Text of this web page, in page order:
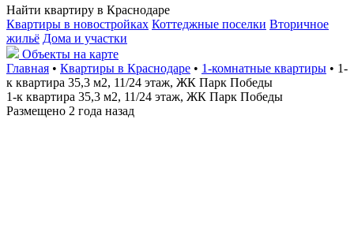
Найти квартиру в Краснодаре
Квартиры в новостройках Коттеджные поселки Вторичное
жильё Дома и участки
Объекты на карте
Главная • Квартиры в Краснодаре • 1-комнатные квартиры • 1-
к квартира 35,3 м2, 11/24 этаж, ЖК Парк Победы
1-к квартира 35,3 м2, 11/24 этаж, ЖК Парк Победы
Размещено 2 года назад